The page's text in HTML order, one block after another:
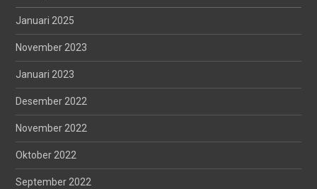
Januari 2025
November 2023
Januari 2023
Desember 2022
November 2022
Oktober 2022
September 2022